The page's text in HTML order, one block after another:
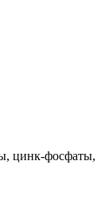
цинк-фосфаты,